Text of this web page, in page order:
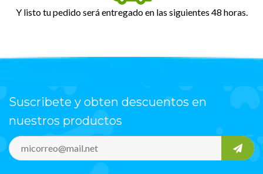
Y listo tu pedido será entregado en las siguientes 48 horas.
Suscribete y obten descuentos en
nuestros productos